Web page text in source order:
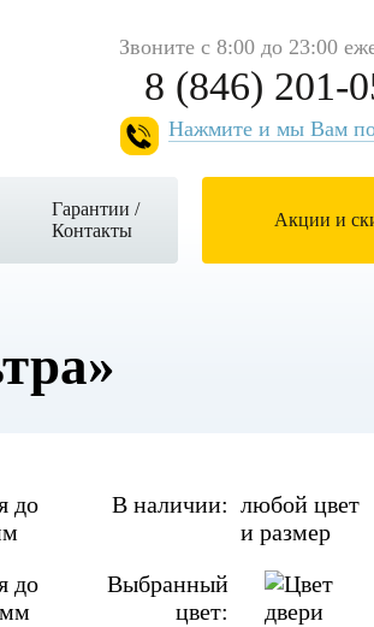
Звоните с 8:00 до 23:00
8 (846) 201-
Нажмите и мы Вам
Гарантии /
Контакты
Акции и
до
до
В наличии: любой цвет
и размер
Выбранный
цвет: